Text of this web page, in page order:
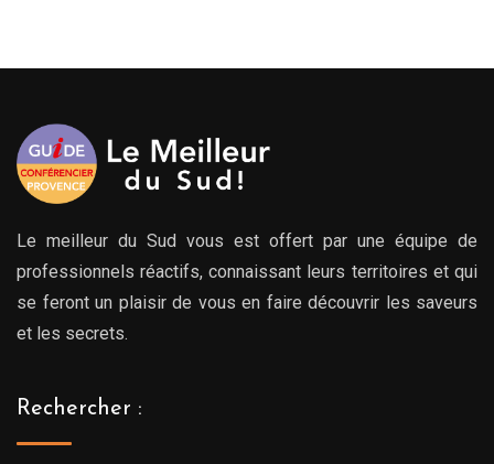
Le meilleur du Sud vous est offert par une équipe de
professionnels réactifs, connaissant leurs territoires et qui
se feront un plaisir de vous en faire découvrir les saveurs
et les secrets.
Rechercher :